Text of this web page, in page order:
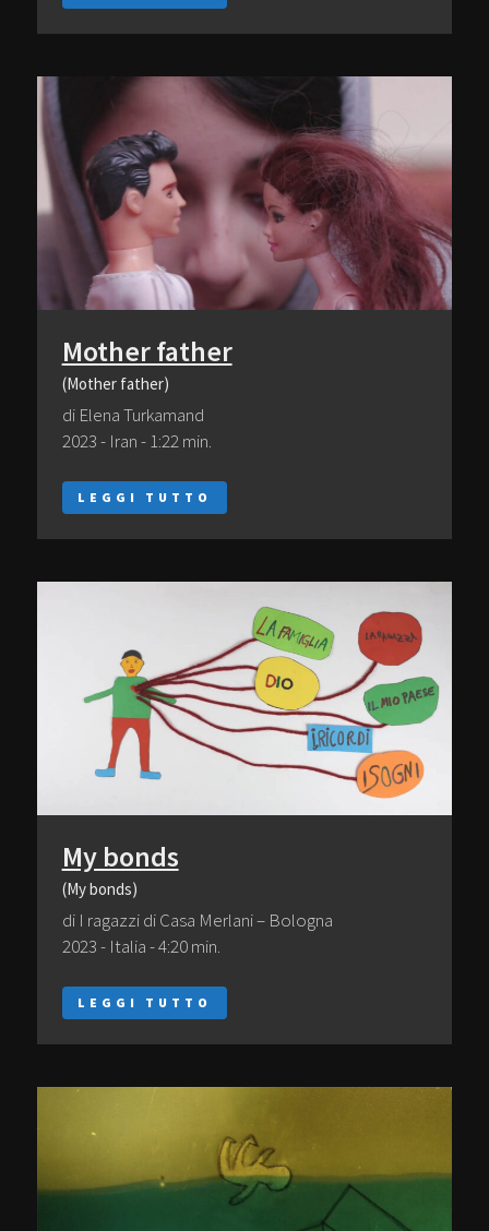
Mother father
(Mother father)
di Elena Turkamand
2023 - Iran - 1:22 min.
LEGGI TUTTO
My bonds
(My bonds)
di I ragazzi di Casa Merlani – Bologna
2023 - Italia - 4:20 min.
LEGGI TUTTO